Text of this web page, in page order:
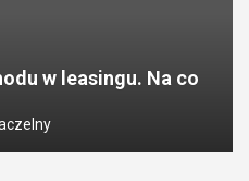
w leasingu. Na co